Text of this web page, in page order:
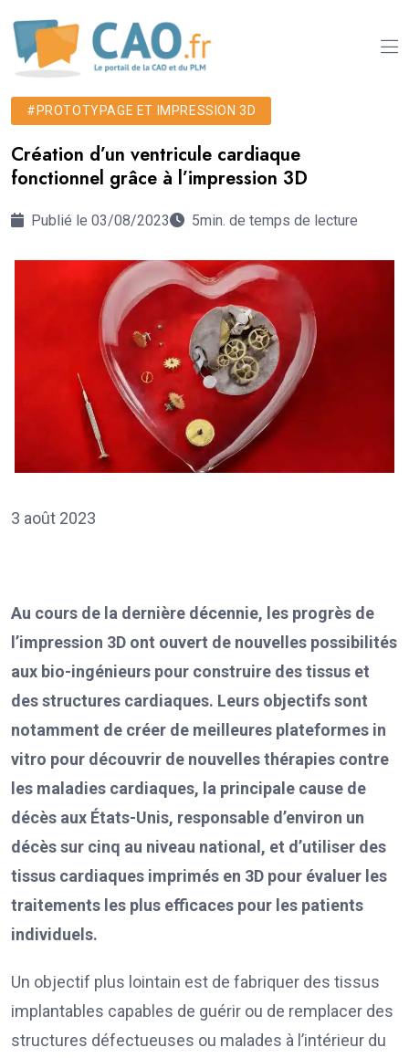
#PROTOTYPAGE ET IMPRESSION 3D
Création d’un ventricule cardiaque
fonctionnel grâce à l’impression 3D
Publié le 03/08/2023 5min. de temps de lecture
3 août 2023
Au cours de la dernière décennie, les progrès de
l’impression 3D ont ouvert de nouvelles possibilités
aux bio-ingénieurs pour construire des tissus et
des structures cardiaques. Leurs objectifs sont
notamment de créer de meilleures plateformes in
vitro pour découvrir de nouvelles thérapies contre
les maladies cardiaques, la principale cause de
décès aux États-Unis, responsable d’environ un
décès sur cinq au niveau national, et d’utiliser des
tissus cardiaques imprimés en 3D pour évaluer les
traitements les plus efficaces pour les patients
individuels.
Un objectif plus lointain est de fabriquer des tissus
implantables capables de guérir ou de remplacer des
structures défectueuses ou malades à l’intérieur du